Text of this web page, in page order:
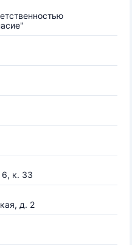
6, к. 33
д. 2